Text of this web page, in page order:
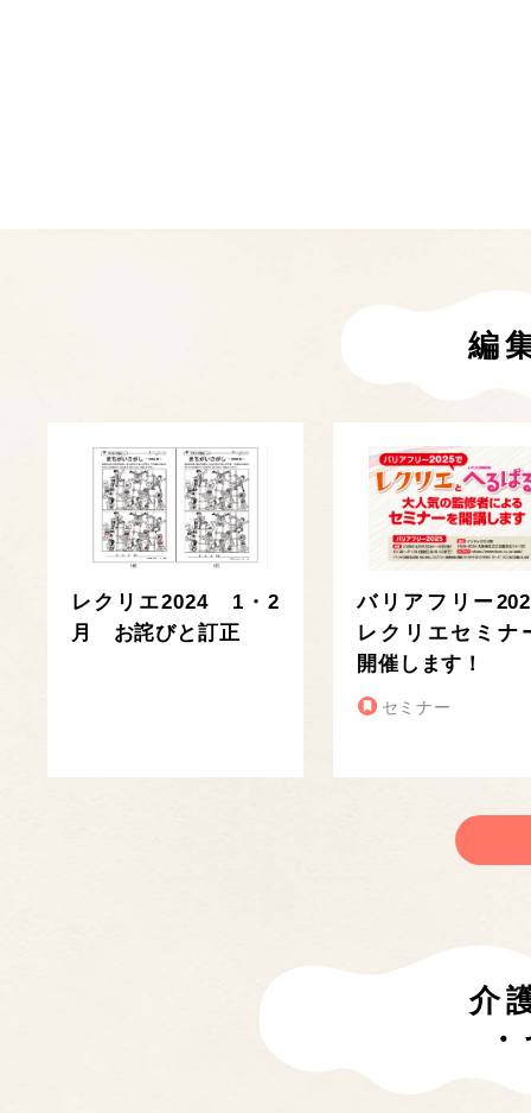
編
レクリエ2024 1・2
月 お詫びと訂正
バリアフリー
レクリエセミナ
開催します！
セミナー
介